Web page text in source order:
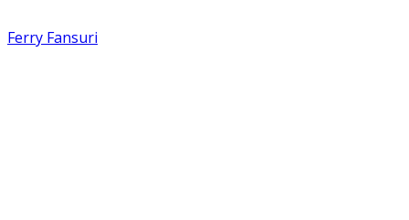
Ferry Fansuri